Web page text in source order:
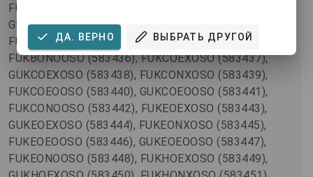
ДА. ВЕРНО ВЫБРАТЬ ДРУГОЙ